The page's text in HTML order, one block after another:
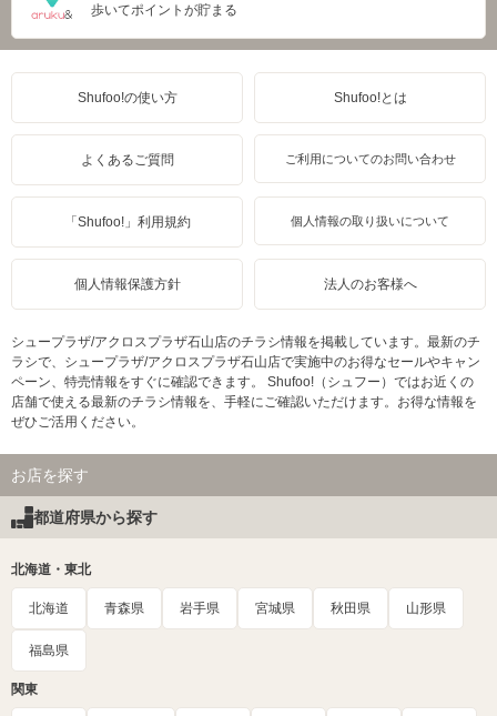
歩いてポイントが貯まる
Shufoo!の使い方 Shufoo!とは
よくあるご質問 ご利用についてのお問い合わせ
「Shufoo!」利用規約 個人情報の取り扱いについて
個人情報保護方針 法人のお客様へ
シュープラザ/アクロスプラザ石山店のチラシ情報を掲載しています。最新のチ
ラシで、シュープラザ/アクロスプラザ石山店で実施中のお得なセールやキャン
ペーン、特売情報をすぐに確認できます。 Shufoo!（シュフー）ではお近くの
店舗で使える最新のチラシ情報を、手軽にご確認いただけます。お得な情報を
ぜひご活用ください。
お店を探す
都道府県から探す
北海道・東北
北海道 青森県 岩手県 宮城県 秋田県 山形県
福島県
関東